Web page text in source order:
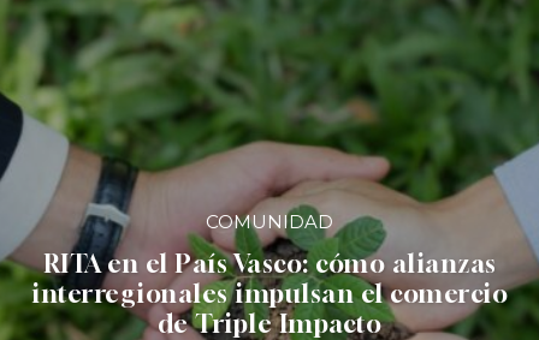
COMUNIDAD
RITA en el País Vasco: cómo alianzas
interregionales impulsan el comercio
de Triple Impacto